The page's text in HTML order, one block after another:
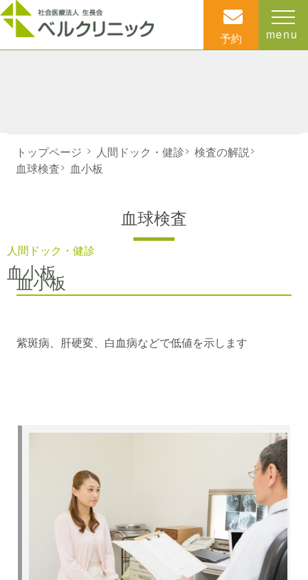
予約 menu
人間ドック・健診
血小板
トップページ > 人間ドック・健診> 検査の解説>
血球検査> 血小板
血球検査
血小板
紫斑病、肝硬変、白血病などで低値を示します